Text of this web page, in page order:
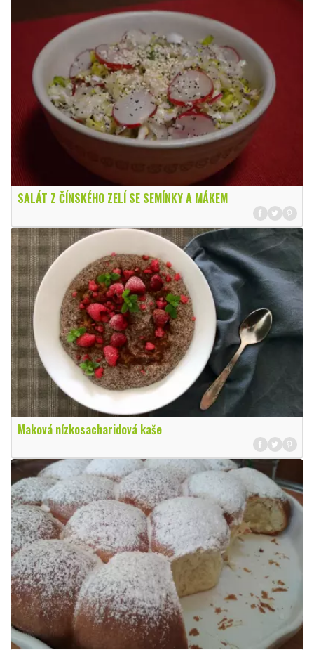
SALÁT Z ČÍNSKÉHO ZELÍ SE SEMÍNKY A MÁKEM
Maková nízkosacharidová kaše